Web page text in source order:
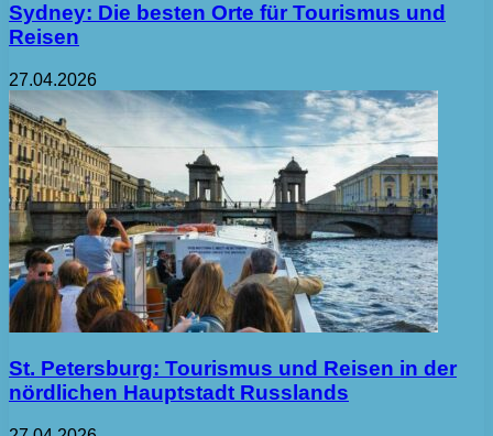
Sydney: Die besten Orte für Tourismus und
Reisen
27.04.2026
St. Petersburg: Tourismus und Reisen in der
nördlichen Hauptstadt Russlands